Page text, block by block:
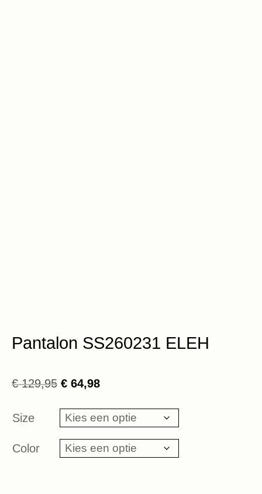
Pantalon SS260231 ELEH
€129,95 Oorspronkelijke
was:
€ 129,95.
€ 64,98Huidige
is:
€ 64,98.
Size
Color